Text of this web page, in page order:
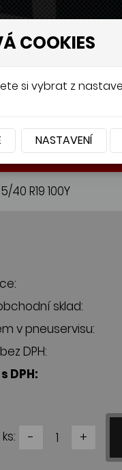
40 R19 100Y
sklad:
v pneuservisu:
DPH:
DPH:
- +
COOKIES
si vybrat z
NASTAVENÍ